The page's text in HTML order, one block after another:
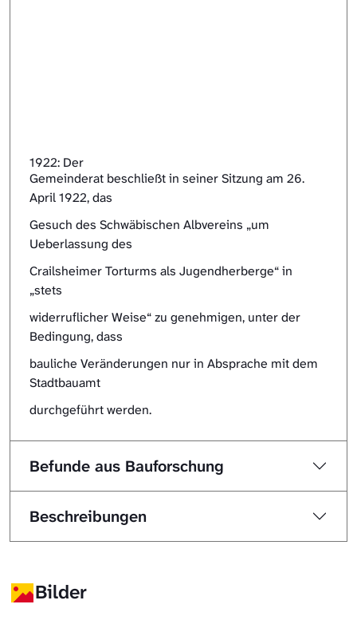
1922: Der
Gemeinderat beschließt in seiner Sitzung am 26.
April 1922, das
Gesuch des Schwäbischen Albvereins „um
Ueberlassung des
Crailsheimer Torturms als Jugendherberge“ in
„stets
widerruflicher Weise“ zu genehmigen, unter der
Bedingung, dass
bauliche Veränderungen nur in Absprache mit dem
Stadtbauamt
durchgeführt werden.
Befunde aus Bauforschung
Beschreibungen
Bilder